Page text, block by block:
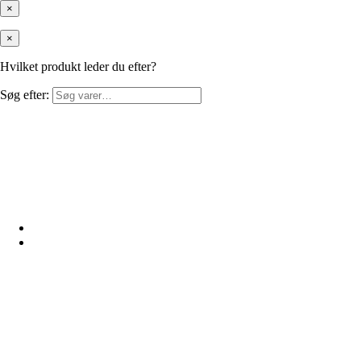
×
×
Hvilket produkt leder du efter?
Søg efter: